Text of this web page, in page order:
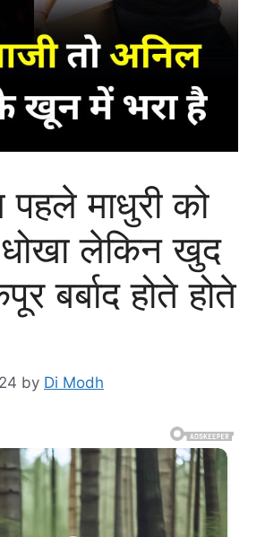
माधुरी को
धोखा लेकिन खुद
बर्बाद होते होते
by Di Modh